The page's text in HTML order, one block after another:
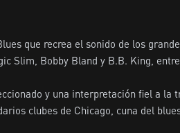
que recrea el sonido de los
Slim, Bobby Bland y B.B. King,
y una interpretación fiel a la
clubes de Chicago, cuna del